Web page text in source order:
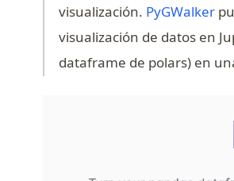
visualización. PyGWalker
visualización de datos en
dataframe de polars) en